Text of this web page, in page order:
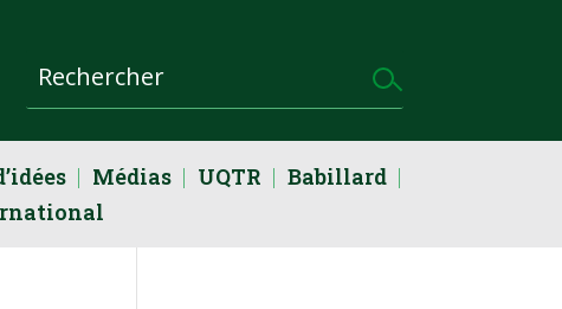
Médias UQTR
Babillard